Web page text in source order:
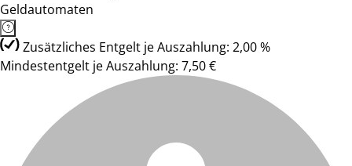
Geldautomaten
Zusätzliches Entgelt je Auszahlung: 2,00 %
Mindestentgelt je Auszahlung: 7,50 €